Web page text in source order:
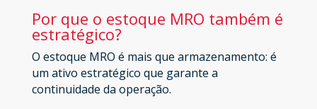
Por que o estoque MRO também é
estratégico?
O estoque MRO é mais que armazenamento: é
um ativo estratégico que garante a
continuidade da operação.